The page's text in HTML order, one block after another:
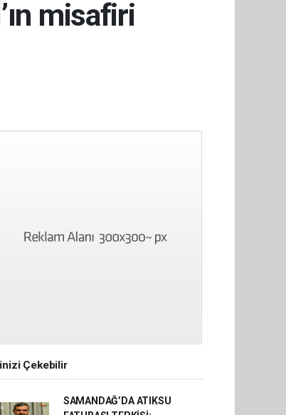
misafiri
Çekebilir
SAMANDAĞ’DA ATIKSU